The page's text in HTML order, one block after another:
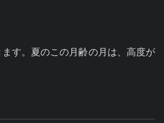
す。夏のこの月齢の月は、高度が